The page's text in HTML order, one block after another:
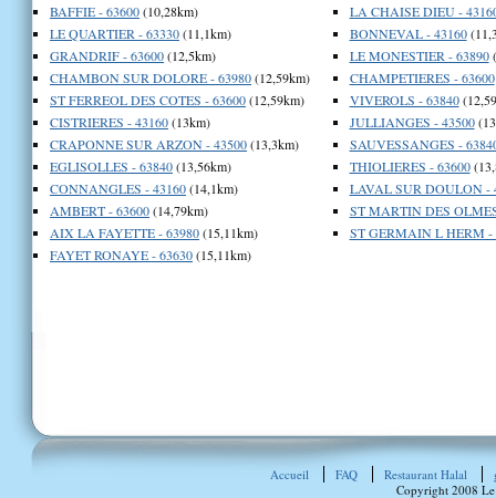
BAFFIE - 63600(10,28km)
LE QUARTIER - 63330(11,1km)
GRANDRIF - 63600(12,5km)
CHAMBON SUR DOLORE - 63980(12,59km)
ST FERREOL DES COTES - 63600(12,59km)
CISTRIERES - 43160(13km)
CRAPONNE SUR ARZON - 43500(13,3km)
EGLISOLLES - 63840(13,56km)
CONNANGLES - 43160(14,1km)
AMBERT - 63600(14,79km)
AIX LA FAYETTE - 63980(15,11km)
FAYET RONAYE - 63630(15,11km)
LA CHAISE DIEU -
BONNEVAL - 43160
LE MONESTIER - 63890
CHAMPETIERES - 63600
VIVEROLS - 63840
JULLIANGES - 43500
SAUVESSANGES -
THIOLIERES - 63600
LAVAL SUR DOULON -
ST MARTIN DES
ST GERMAIN L HERM -
Accueil FAQ Restaurant Halal
Copyright 2008